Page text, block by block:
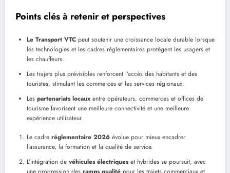
Points clés à retenir et perspectives
Le Transport VTC peut soutenir une croissance locale durable lorsque
les technologies et les cadres réglementaires protègent les usagers et
les chauffeurs.
Les trajets plus prévisibles renforcent l’accès des habitants et des
touristes, stimulant les commerces et les services régionaux.
Les partenariats locaux entre opérateurs, commerces et offices de
tourisme favorisent une meilleure connectivité et une meilleure
expérience utilisateur.
Le cadre réglementaire 2026 évolue pour mieux encadrer
l’assurance, la formation et la qualité de service.
L’intégration de véhicules électriqueset hybrides se poursuit, avec